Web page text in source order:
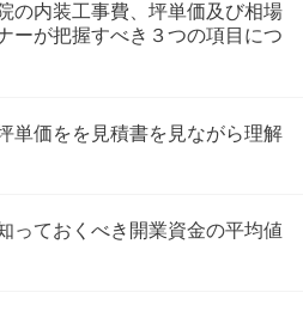
の内装工事費、坪単価及び相場
ーが把握すべき３つの項目につ
単価をを見積書を見ながら理解
っておくべき開業資金の平均値